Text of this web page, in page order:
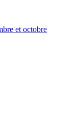
et octobre